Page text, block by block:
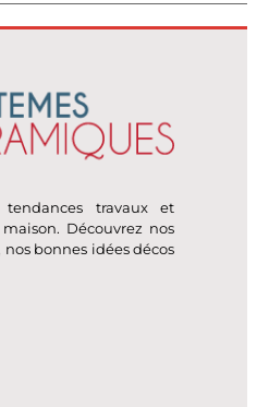
tendances travaux et
Découvrez nos
bonnes idées décos